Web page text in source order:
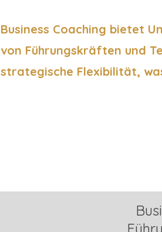
Business Coaching bietet
von Führungskräften und
strategische Flexibilität,